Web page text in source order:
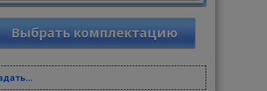
Выбрать комплектацию